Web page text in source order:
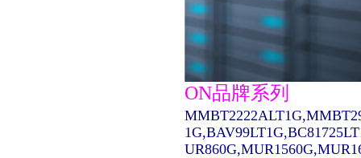
ON品牌系列